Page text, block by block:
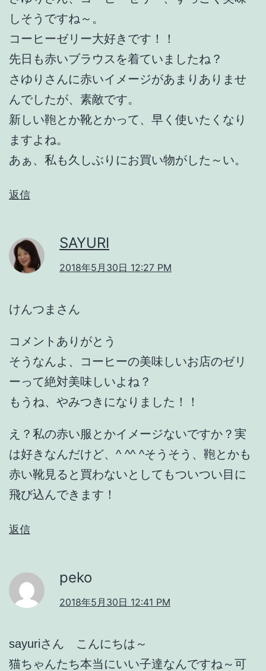
しそうですね～。
コーヒーゼリー大好きです！！
先日も赤いブラウスを着ていましたね？
さゆりさんに赤いイメージがあまりありませ
んでしたが、素敵です。
新しい鞄とか靴とかって、早く使いたくなり
ますよね。
あぁ、私も久しぶりにお買い物がした～い。
返信
SAYURI
2018年5月30日 12:27 PM
けんつまさん
コメントありがとう
そうなんよ、コーヒーの美味しいお店のゼリ
ーって絶対美味しいよね？
もうね、やみつきになりました！！
え？私の赤い服とかイメージないですか？実
は好きなんだけど、^ ^^ ^そうそう、鞄とかも
赤い靴見ると買わないとしてもついつい目に
飛び込んできます！
返信
peko
2018年5月30日 12:41 PM
sayuriさん こんにちは～
猫ちゃんたち本当にいい子達なんですね～可